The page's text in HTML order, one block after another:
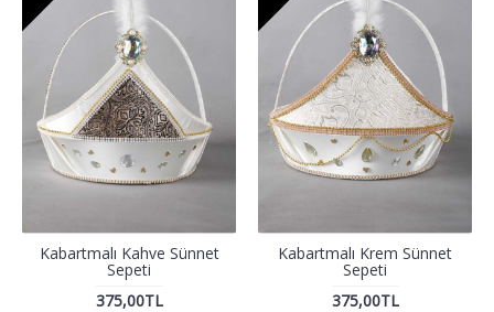
Kabartmalı Kahve Sünnet
Sepeti
375,00TL
Kabartmalı Krem Sünnet
Sepeti
375,00TL